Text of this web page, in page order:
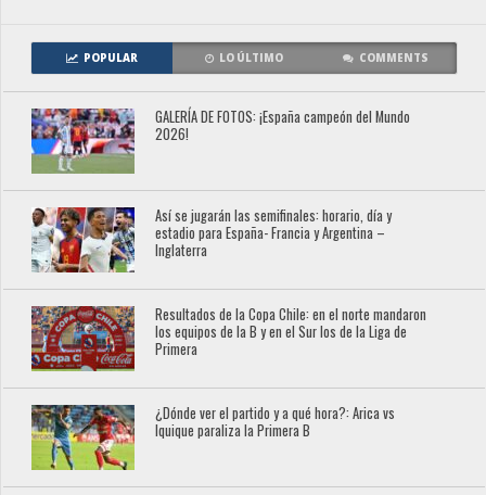
POPULAR LO ÚLTIMO COMMENTS
GALERÍA DE FOTOS: ¡España campeón del Mundo
2026!
Así se jugarán las semifinales: horario, día y
estadio para España- Francia y Argentina –
Inglaterra
Resultados de la Copa Chile: en el norte mandaron
los equipos de la B y en el Sur los de la Liga de
Primera
¿Dónde ver el partido y a qué hora?: Arica vs
Iquique paraliza la Primera B